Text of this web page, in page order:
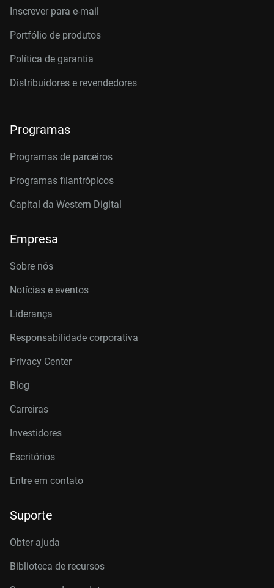
Inscrever para e-mail
Portfólio de produtos
Política de garantia
Distribuidores e revendedores
Programas
Programas de parceiros
Programas filantrópicos
Capital da Western Digital
Empresa
Sobre nós
Notícias e eventos
Liderança
Responsabilidade corporativa
Privacy Center
Blog
Carreiras
Investidores
Escritórios
Entre em contato
Suporte
Obter ajuda
Biblioteca de recursos